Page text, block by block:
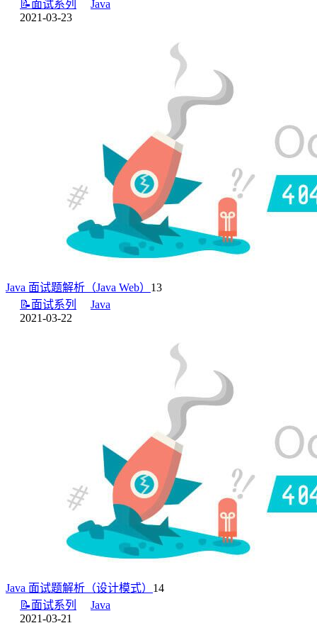
📝面试系列
Java
2021-03-23
Java 面试题解析（Java Web） 13
📝面试系列
Java
2021-03-22
Java 面试题解析（设计模式） 14
📝面试系列
Java
2021-03-21